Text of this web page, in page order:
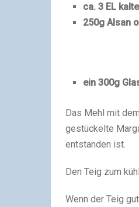
ca. 3 EL
250g Alsan
ein 300g
Das Mehl mit
gestückelte
entstanden ist.
Den Teig zum
Wenn der Teig